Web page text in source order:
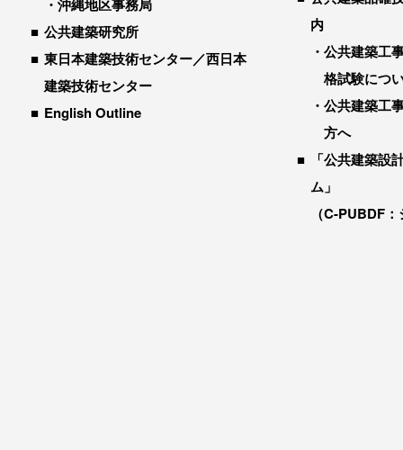
沖縄地区事務局
公共建築研究所
東日本建築技術センター／西日本
建築技術センター
English Outline
内
公共建築工
格試験につ
公共建築工
方へ
「公共建築設
ム」
（C-PUBDF